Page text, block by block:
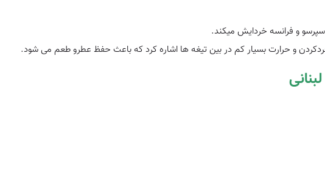
و فرانسه خردایش میکند.
و حرارت بسیار کم در بین تیغه ها اشاره کرد که باعث حفظ عطرو طعم می شود.